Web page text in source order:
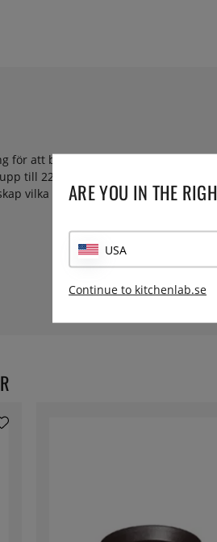
för att baka klassiska briocher. 10cm i
till 220°C, använd inte i mikro eller
vilka förstör non-stick-beläggningen.
ARE YOU IN THE
USA
Continue to kitchenlab.se